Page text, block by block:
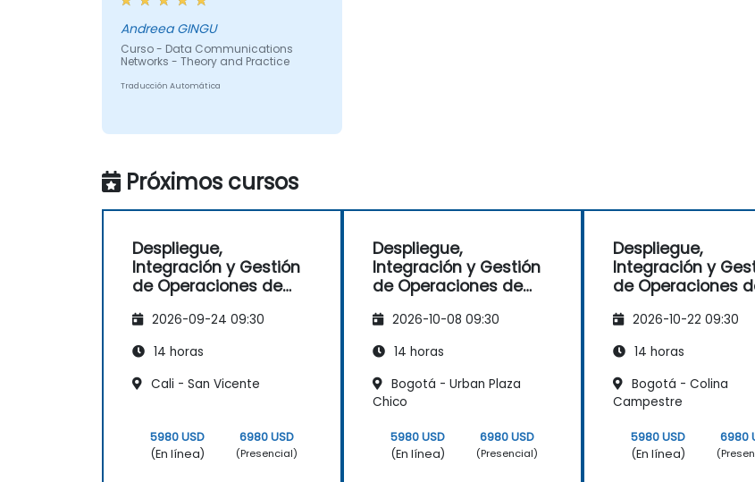
Andreea GINGU
Curso - Data Communications
Networks - Theory and Practice
Traducción Automática
Próximos cursos
Despliegue,
Integración y Gestión
de Operaciones de
Telecomunicaciones
(2G–5G y Wi-Fi
Empresarial)
2026-09-24 09:30
14 horas
Cali - San Vicente
5980 USD
(En línea)
6980 USD
(Presencial)
Despliegue,
Integración y Gestión
de Operaciones de
Telecomunicaciones
(2G–5G y Wi-Fi
Empresarial)
2026-10-08 09:30
14 horas
Bogotá - Urban Plaza
Chico
5980 USD
(En línea)
6980 USD
(Presencial)
Despliegue,
Integración y
de Operaciones
(2G–5G y Wi-Fi
Empresarial)
2026-10-22 09:30
14 horas
Bogotá - Colina
Campestre
5980 USD
(En línea)
6980